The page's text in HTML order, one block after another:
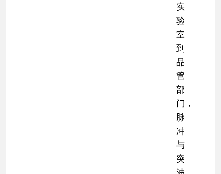
实
验
室
到
品
管
部
门，
脉
冲
与
突